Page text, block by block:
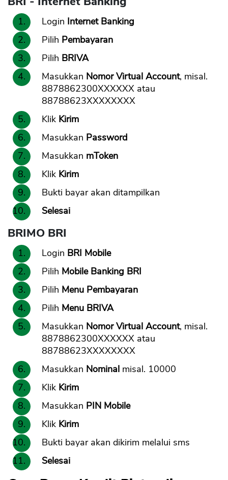
Login Internet Banking
Pilih Pembayaran
Pilih BRIVA
Masukkan Nomor Virtual Account, misal.
8878862300XXXXXX atau
88788623XXXXXXXX
Klik Kirim
Masukkan Password
Masukkan mToken
Klik Kirim
Bukti bayar akan ditampilkan
Selesai
BRIMO BRI
Login BRI Mobile
Pilih Mobile Banking BRI
Pilih Menu Pembayaran
Pilih Menu BRIVA
Masukkan Nomor Virtual Account, misal.
8878862300XXXXXX atau
88788623XXXXXXXX
Masukkan Nominal misal. 10000
Klik Kirim
Masukkan PIN Mobile
Klik Kirim
Bukti bayar akan dikirim melalui sms
Selesai
CANCEL